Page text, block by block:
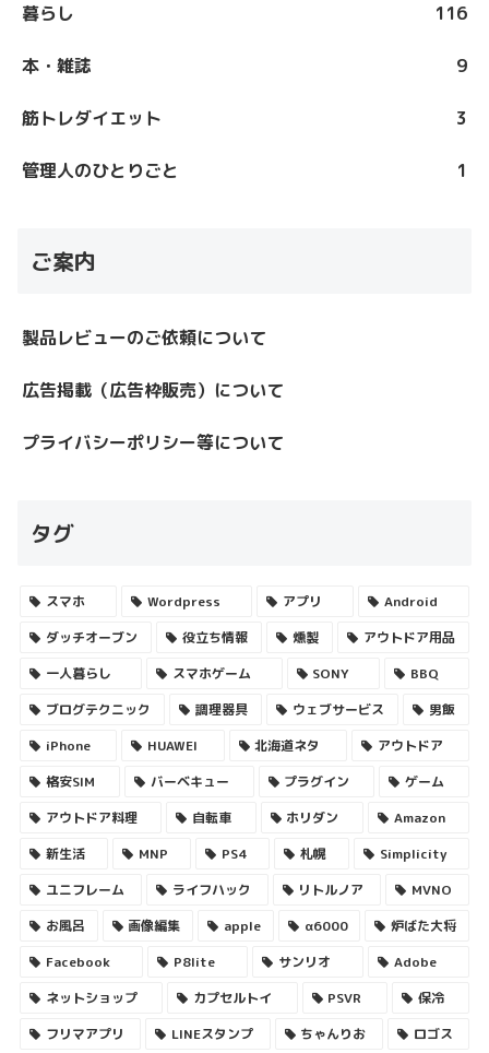
暮らし 116
本・雑誌 9
筋トレダイエット 3
管理人のひとりごと 1
ご案内
製品レビューのご依頼について
広告掲載（広告枠販売）について
プライバシーポリシー等について
タグ
スマホ Wordpress アプリ
Android
ダッチオーブン
役立ち情報 燻製
アウトドア用品
一人暮らし
スマホゲーム SONY
BBQ
ブログテクニック
調理器具 ウェブサービス
男飯
iPhone
HUAWEI 北海道ネタ
アウトドア
格安SIM
バーベキュー プラグイン
ゲーム
アウトドア料理
自転車 ホリダン
Amazon
新生活
MNP PS4 札幌
Simplicity
ユニフレーム
ライフハック リトルノア
MVNO
お風呂
画像編集 apple α6000
炉ばた大将
Facebook
P8lite サンリオ
Adobe
ネットショップ
カプセルトイ PSVR
保冷
フリマアプリ
LINEスタンプ ちゃんりお ロゴス